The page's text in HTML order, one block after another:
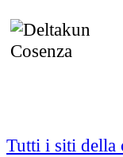
Tutti i siti della